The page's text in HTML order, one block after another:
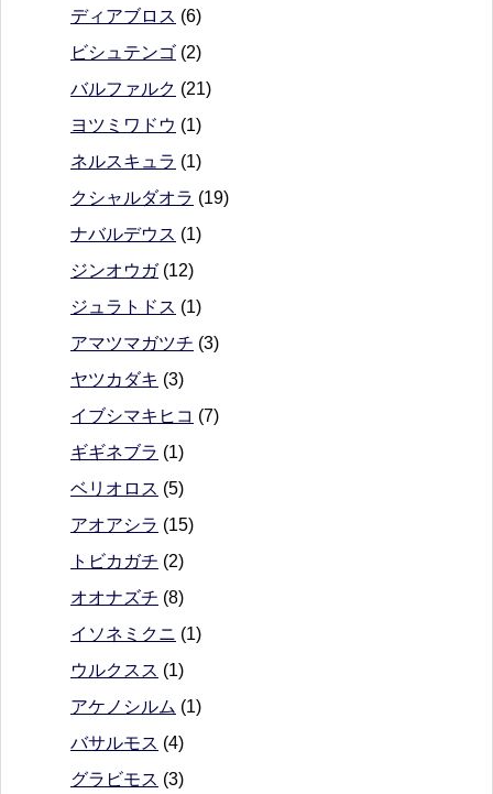
ディアブロス (6)
ビシュテンゴ (2)
バルファルク (21)
ヨツミワドウ (1)
ネルスキュラ (1)
クシャルダオラ (19)
ナバルデウス (1)
ジンオウガ(12)
ジュラトドス (1)
アマツマガツチ (3)
ヤツカダキ (3)
イブシマキヒコ (7)
ギギネブラ (1)
ベリオロス (5)
アオアシラ (15)
トビカガチ (2)
オオナズチ (8)
イソネミクニ (1)
ウルクスス (1)
アケノシルム (1)
バサルモス (4)
グラビモス (3)